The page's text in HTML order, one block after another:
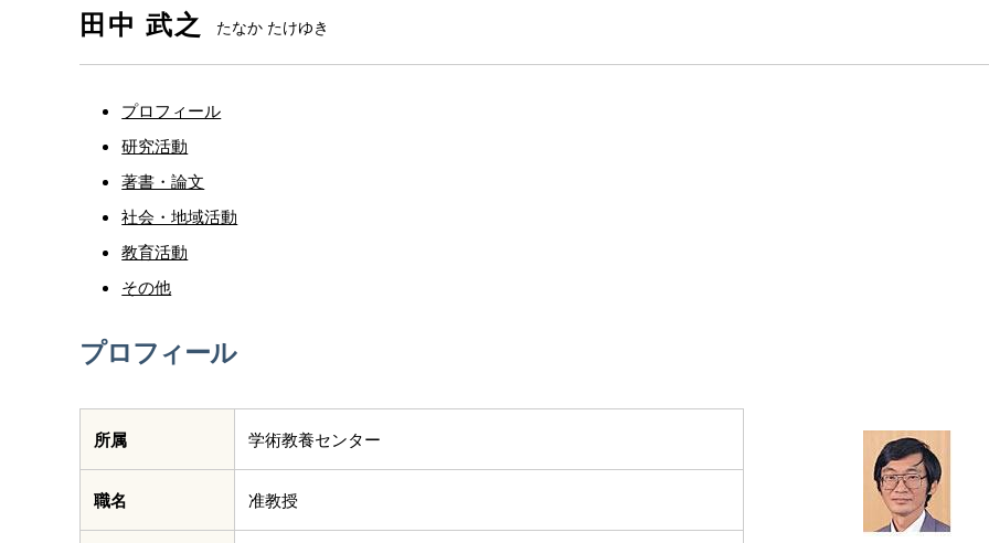
田中 武之 たなか たけゆき
プロフィール
研究活動
著書・論文
社会・地域活動
教育活動
その他
プロフィール
所属 学術教養センター
職名 准教授